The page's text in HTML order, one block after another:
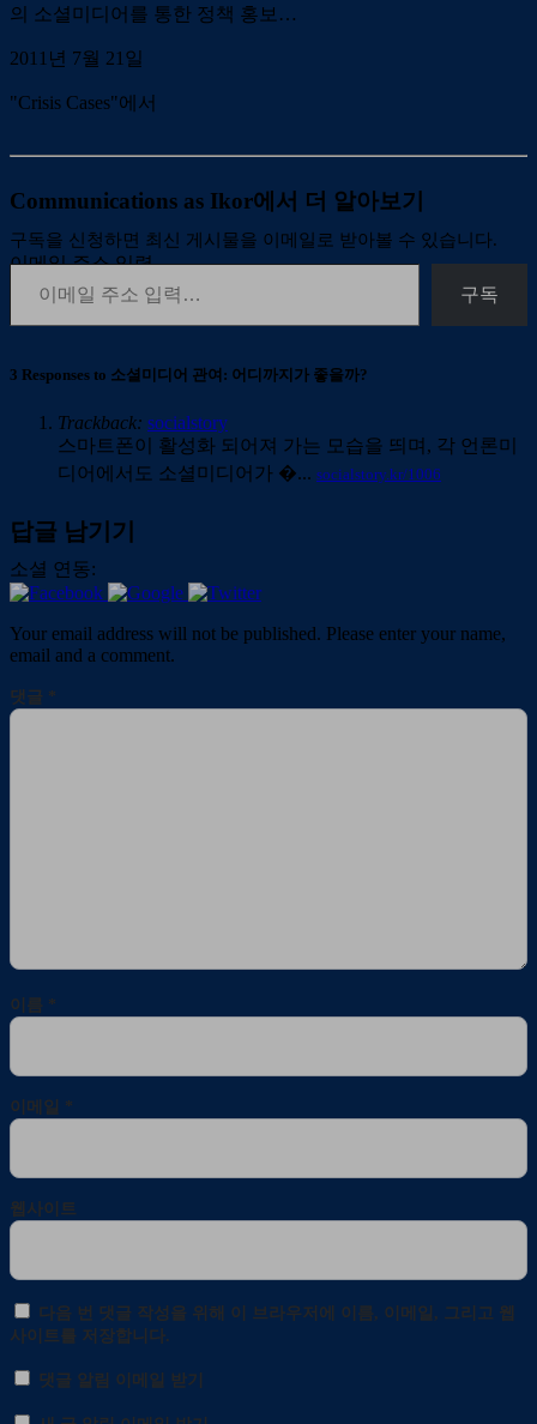
의 소셜미디어를 통한 정책 홍보…
2011년 7월 21일
"Crisis Cases"에서
Communications as Ikor에서 더 알아보기
구독을 신청하면 최신 게시물을 이메일로 받아볼 수 있습니다.
이메일 주소 입력…
구독
3 Responses to 소셜미디어 관여: 어디까지가 좋을까?
Trackback: socialstory
스마트폰이 활성화 되어져 가는 모습을 띄며, 각 언론미
디어에서도 소셜미디어가 �... socialstory.kr/1006
답글 남기기
소셜 연동:
Your email address will not be published. Please enter your name,
email and a comment.
댓글 *
이름 *
이메일 *
웹사이트
다음 번 댓글 작성을 위해 이 브라우저에 이름, 이메일, 그리고 웹
사이트를 저장합니다.
댓글 알림 이메일 받기